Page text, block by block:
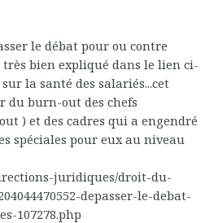
le débat pour ou contre
bien expliqué dans le lien ci-
la santé des salariés...cet
du burn-out des chefs
) et des cadres qui a engendré
spéciales pour eux au niveau
juridiques/droit-du-
depasser-le-debat-
107278.php